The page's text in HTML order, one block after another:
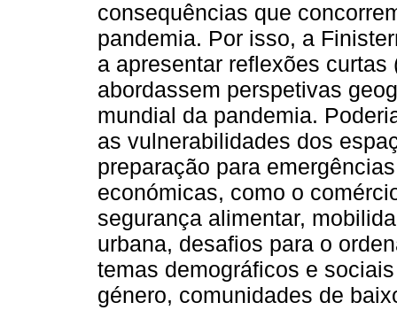
consequências que
pandemia. Por isso, a
a apresentar reflexões
abordassem perspetivas
mundial da pandemia.
as vulnerabilidades dos
preparação para
económicas, como o
segurança alimentar,
urbana, desafios para o
temas demográficos e
género, comunidades de